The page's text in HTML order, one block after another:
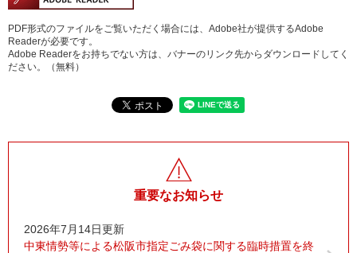
PDF形式のファイルをご覧いただく場合には、Adobe社が提供するAdobe
Readerが必要です。
Adobe Readerをお持ちでない方は、バナーのリンク先からダウンロードしてく
ださい。（無料）
重要なお知らせ
2026年7月14日更新
中東情勢等による松阪市指定ごみ袋に関する臨時措置を終